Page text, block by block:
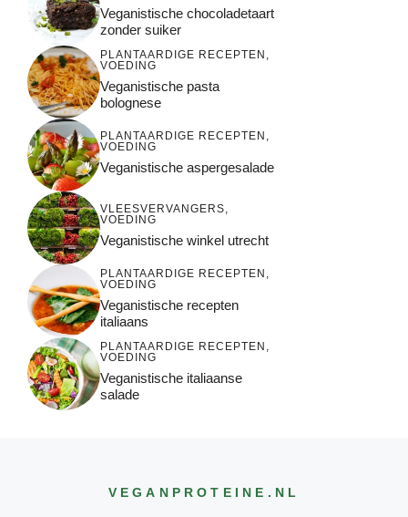
Veganistische chocoladetaart
zonder suiker
PLANTAARDIGE RECEPTEN ,
VOEDING
Veganistische pasta
bolognese
PLANTAARDIGE RECEPTEN ,
VOEDING
Veganistische aspergesalade
VLEESVERVANGERS,
VOEDING
Veganistische winkel utrecht
PLANTAARDIGE RECEPTEN ,
VOEDING
Veganistische recepten
italiaans
PLANTAARDIGE RECEPTEN ,
VOEDING
Veganistische italiaanse
salade
VEGANPROTEINE .NL